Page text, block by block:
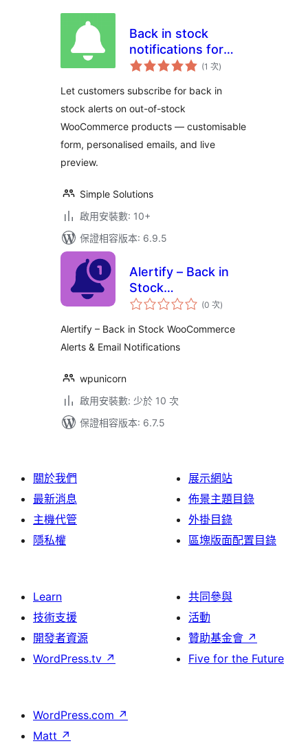
Back in stock
notifications for
WooCommerce
(1 次評
分
數
)
Let customers subscribe for back in
stock alerts on out-of-stock
WooCommerce products — customisable
form, personalised emails, and live
preview.
Simple Solutions
啟用安裝數: 10+
保證相容版本: 6.9.5
Alertify – Back in
Stock
WooCommerce
Notifications
(0 次評
分
數
)
Alertify – Back in Stock WooCommerce
Alerts & Email Notifications
wpunicorn
啟用安裝數: 少於 10 次
保證相容版本: 6.7.5
關於我們
最新消息
主機代管
隱私權
展示網站
佈景主題目錄
外掛目錄
區塊版面配置目錄
Learn
技術支援
開發者資源
WordPress.tv ↗
共同參與
活動
贊助基金會 ↗
Five for the Future
WordPress.com ↗
Matt ↗